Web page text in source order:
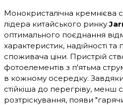
Монокристалічна кремнієва
лідера китайського ринку
оптимального поєднання
характеристик, надійності та
споживача ціни. Пристрій
фотоелементів з п'ятьма
в кожному осередку. Завдяки
стійкіша до перегріву, менш
розтріскування, появи